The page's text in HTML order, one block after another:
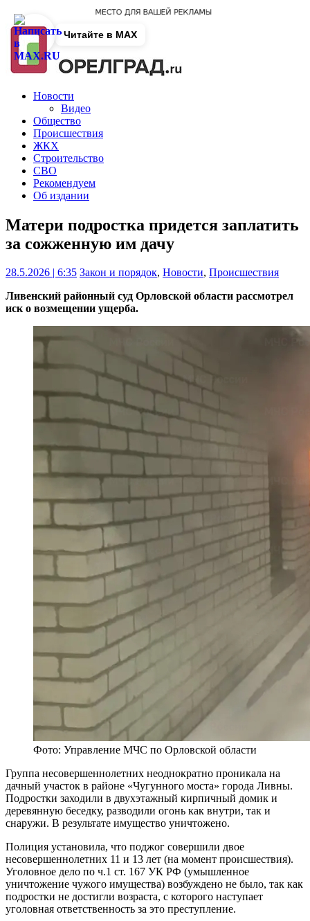
Новости
Видео
Общество
Происшествия
ЖКХ
Строительство
СВО
Рекомендуем
Об издании
Матери подростка придется заплатить
за сожженную им дачу
28.5.2026 | 6:35 Закон и порядок, Новости, Происшествия
Ливенский районный суд Орловской области рассмотрел
иск о возмещении ущерба.
Фото: Управление МЧС по Орловской области
Группа несовершеннолетних неоднократно проникала на
дачный участок в районе «Чугунного моста» города Ливны.
Подростки заходили в двухэтажный кирпичный домик и
деревянную беседку, разводили огонь как внутри, так и
снаружи. В результате имущество уничтожено.
Полиция установила, что поджог совершили двое
несовершеннолетних 11 и 13 лет (на момент происшествия).
Уголовное дело по ч.1 ст. 167 УК РФ (умышленное
уничтожение чужого имущества) возбуждено не было, так как
подростки не достигли возраста, с которого наступает
уголовная ответственность за это преступление.
Читайте в MAX